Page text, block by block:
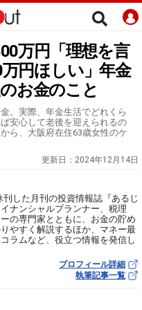
万円「理想を言
円ほしい」年金
お金のこと
。実際、年金生活でどれくら
安心して老後を迎えられるの
ら、大阪府在住63歳女性のケ
更新日： 2024年12月14日
した月刊の投資情報誌『あるじ
ナンシャルプランナー、税理
の専門家とともに、お金の貯め
やすく解説するほか、マネー最
ラムなど、役立つ情報を発信し
プロフィール詳細
執筆記事一覧